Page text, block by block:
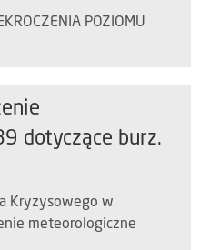
POZIOMU
dotyczące burz.
Kryzysowego w
meteorologiczne